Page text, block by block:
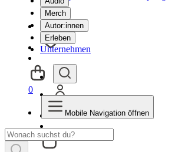
Merch
Autor:innen
Erleben
Unternehmen
0
Mobile Navigation öffnen